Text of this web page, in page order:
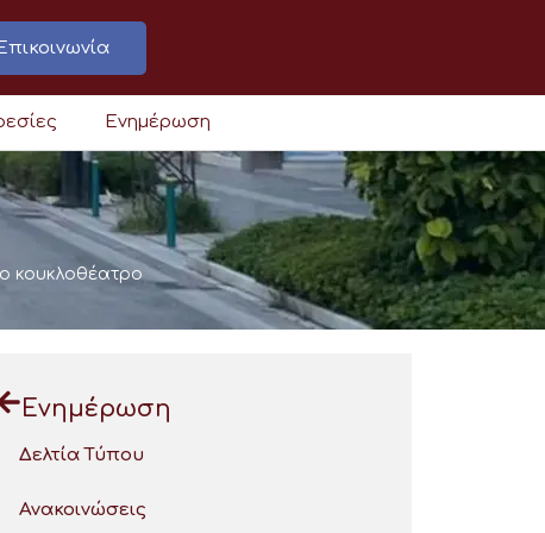
Επικοινωνία
Ενημέρωση
κουκλοθέατρο
Ενημέρωση
Δελτία Τύπου
Ανακοινώσεις